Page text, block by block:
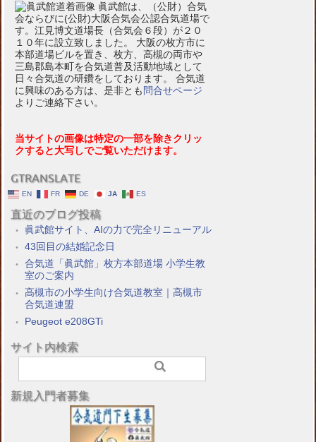
眞武館は、（公財）合気
会ならびに(公財)大阪合気会公認合気道場で
す。江見博文道場長（合気会６段）が２０
１０年に設立致しました。 大阪の枚方市に
本部道場ビルを置き、枚方、高槻の両市や
三島郡島本町を合気道普及活動地域として
日々合気道の研鑽をしております。 合気道
に興味のある方は、是非とも 問合せページ
よりご連絡下さい。
当サイトの画像は特定の一部を除きクリッ
クすると大写しでご覧いただけます。
GTRANSLATE
EN FR DE JA ES
直近のブログ投稿
眞武館サイト、AIの力で完全リニューアル
43回目の結婚記念日
合気道「眞武館」枚方本部道場 小学生教
室のご案内
高槻市の小学生向け合気道教室｜高槻市
合気道連盟
Peugeot e208GTi
サイト内検索
新規入門者募集